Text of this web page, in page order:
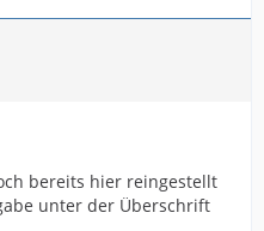
bereits hier reingestellt
unter der Überschrift